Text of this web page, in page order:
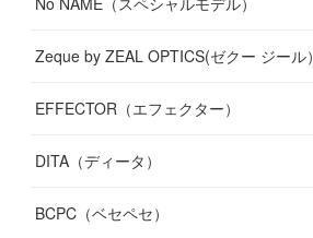
Zeque by ZEAL OPTICS(ゼクー ジール）
EFFECTOR（エフェクター）
DITA（ディータ）
BCPC（ベセペセ）